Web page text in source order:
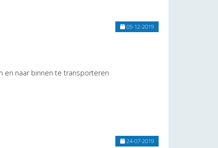
05-12-2019
en naar binnen te transporteren
24-07-2019